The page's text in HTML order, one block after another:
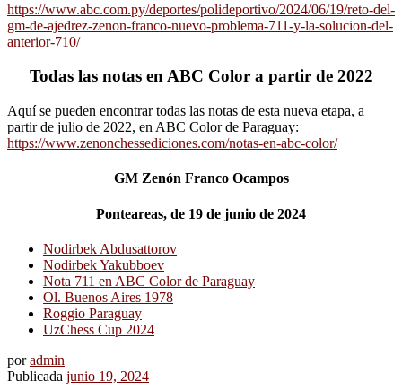
https://www.abc.com.py/deportes/polideportivo/2024/06/19/reto-del-
gm-de-ajedrez-zenon-franco-nuevo-problema-711-y-la-solucion-del-
anterior-710/
Todas las notas en ABC Color a partir de 2022
Aquí se pueden encontrar todas las notas de esta nueva etapa, a
partir de julio de 2022, en ABC Color de Paraguay:
https://www.zenonchessediciones.com/notas-en-abc-color/
GM Zenón Franco Ocampos
Ponteareas, de 19 de junio de 2024
Nodirbek Abdusattorov
Nodirbek Yakubboev
Nota 711 en ABC Color de Paraguay
Ol. Buenos Aires 1978
Roggio Paraguay
UzChess Cup 2024
poradmin
Publicada junio 19, 2024